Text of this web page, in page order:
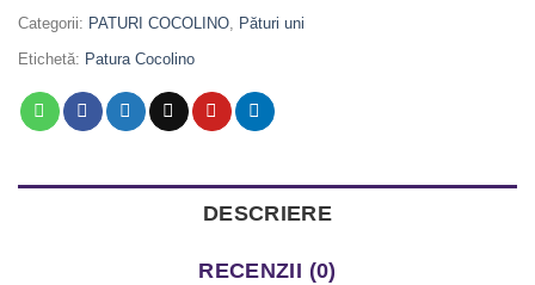
Categorii: PATURI COCOLINO Pături uni
Etichetă: Patura Cocolino
DESCRIERE
RECENZII (0)